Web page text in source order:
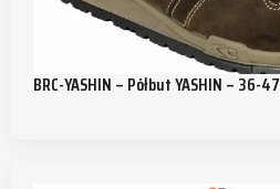
BRC-YASHIN – Półbut YASHIN – 36-47